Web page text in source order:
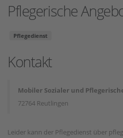
Pflegerische
Pflegedienst
Kontakt
Mobiler Sozialer und
72764 Reutlingen
Leider kann der Pflegedienst über